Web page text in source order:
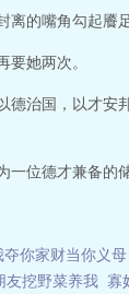
的嘴角勾起餍
要她两次。
德治国，以才
位德才兼备的
你家财当你义母
友挖野菜养我 寡